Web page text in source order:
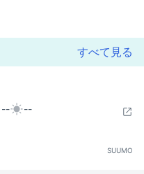
すべて見る
-- --
SUUMO